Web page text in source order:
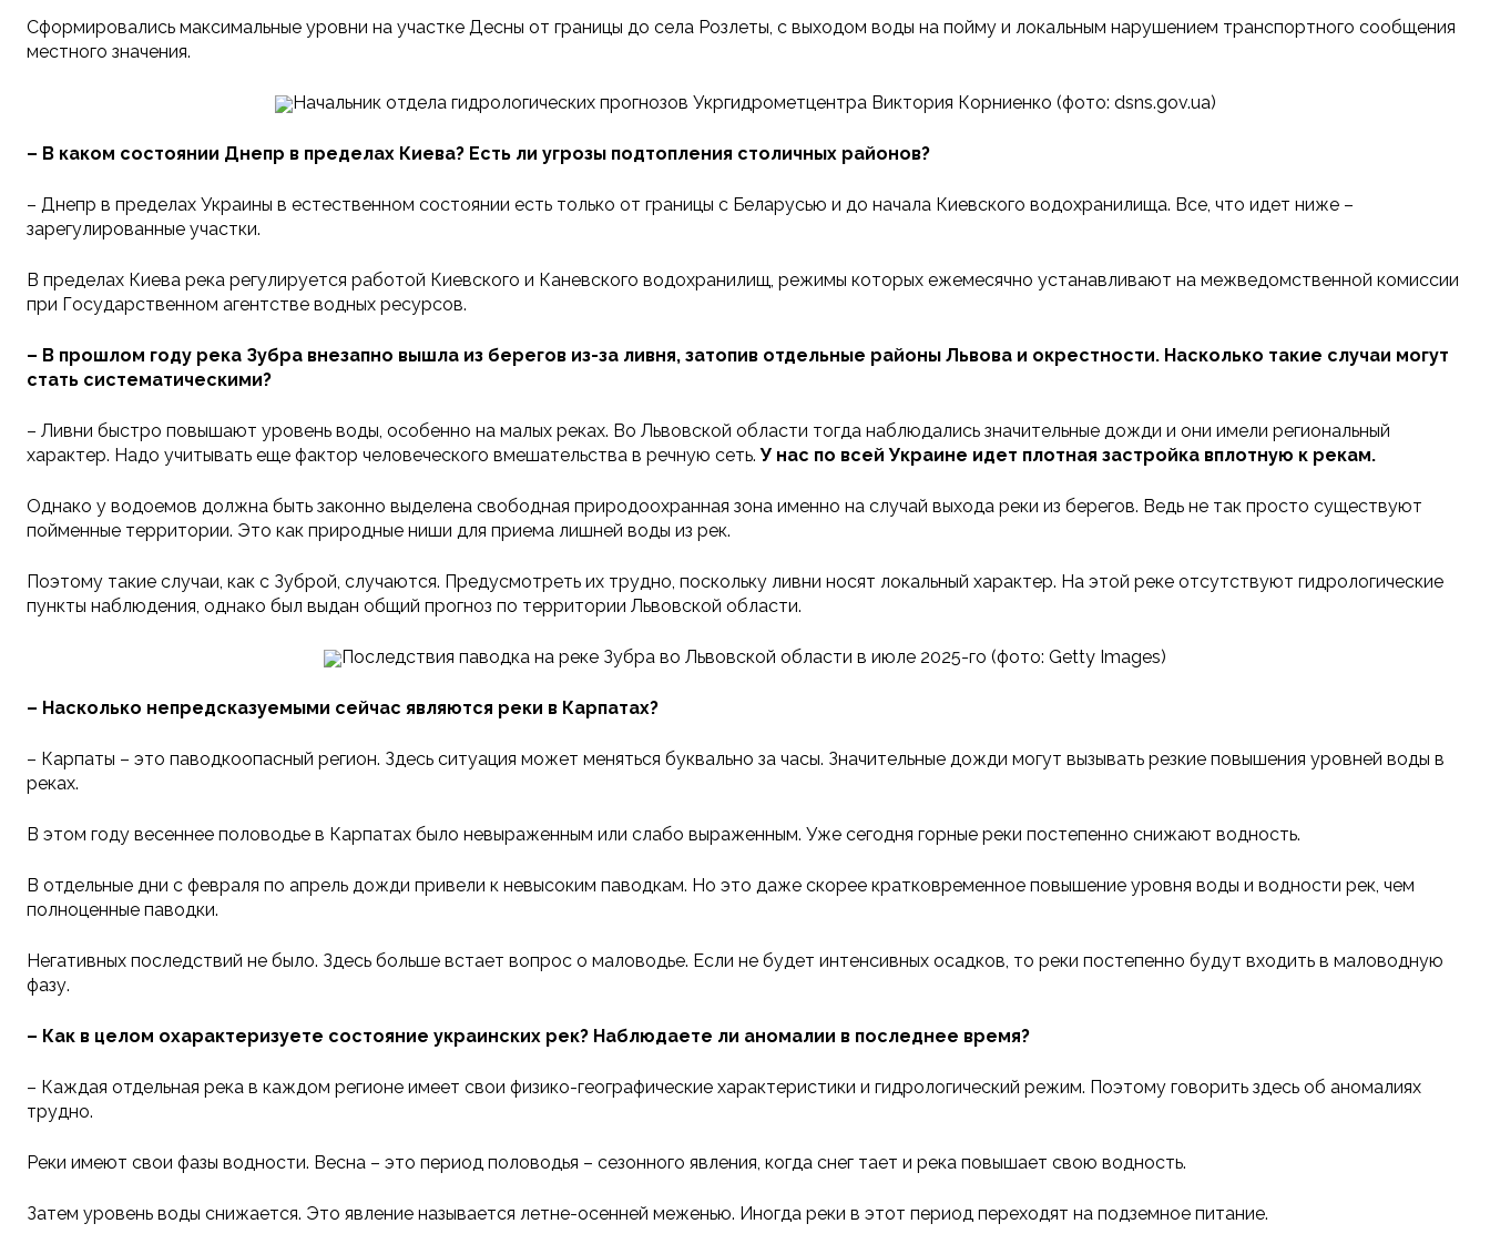
Сформировались максимальные уровни на участке Десны от границы до села Розлеты, с выходом воды на пойму и локальным нарушением транспортного сообщения
местного значения.
Начальник отдела гидрологических прогнозов Укргидрометцентра Виктория Корниенко (фото: dsns.gov.ua)
– В каком состоянии Днепр в пределах Киева? Есть ли угрозы подтопления столичных районов?
– Днепр в пределах Украины в естественном состоянии есть только от границы с Беларусью и до начала Киевского водохранилища. Все, что идет ниже –
зарегулированные участки.
В пределах Киева река регулируется работой Киевского и Каневского водохранилищ, режимы которых ежемесячно устанавливают на межведомственной комиссии
при Государственном агентстве водных ресурсов.
– В прошлом году река Зубра внезапно вышла из берегов из-за ливня, затопив отдельные районы Львова и окрестности. Насколько такие случаи могут
стать систематическими?
– Ливни быстро повышают уровень воды, особенно на малых реках. Во Львовской области тогда наблюдались значительные дожди и они имели региональный
характер. Надо учитывать еще фактор человеческого вмешательства в речную сеть.У нас по всей Украине идет плотная застройка вплотную к рекам.
Однако у водоемов должна быть законно выделена свободная природоохранная зона именно на случай выхода реки из берегов. Ведь не так просто существуют
пойменные территории. Это как природные ниши для приема лишней воды из рек.
Поэтому такие случаи, как с Зуброй, случаются. Предусмотреть их трудно, поскольку ливни носят локальный характер. На этой реке отсутствуют гидрологические
пункты наблюдения, однако был выдан общий прогноз по территории Львовской области.
Последствия паводка на реке Зубра во Львовской области в июле 2025-го (фото: Getty Images)
– Насколько непредсказуемыми сейчас являются реки в Карпатах?
– Карпаты – это паводкоопасный регион. Здесь ситуация может меняться буквально за часы. Значительные дожди могут вызывать резкие повышения уровней воды в
реках.
В этом году весеннее половодье в Карпатах было невыраженным или слабо выраженным. Уже сегодня горные реки постепенно снижают водность.
В отдельные дни с февраля по апрель дожди привели к невысоким паводкам. Но это даже скорее кратковременное повышение уровня воды и водности рек, чем
полноценные паводки.
Негативных последствий не было. Здесь больше встает вопрос о маловодье. Если не будет интенсивных осадков, то реки постепенно будут входить в маловодную
фазу.
– Как в целом охарактеризуете состояние украинских рек? Наблюдаете ли аномалии в последнее время?
– Каждая отдельная река в каждом регионе имеет свои физико-географические характеристики и гидрологический режим. Поэтому говорить здесь об аномалиях
трудно.
Реки имеют свои фазы водности. Весна – это период половодья – сезонного явления, когда снег тает и река повышает свою водность.
Затем уровень воды снижается. Это явление называется летне-осенней меженью. Иногда реки в этот период переходят на подземное питание.